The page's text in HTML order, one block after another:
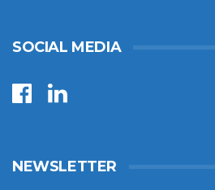
SOCIAL MEDIA
NEWSLETTER